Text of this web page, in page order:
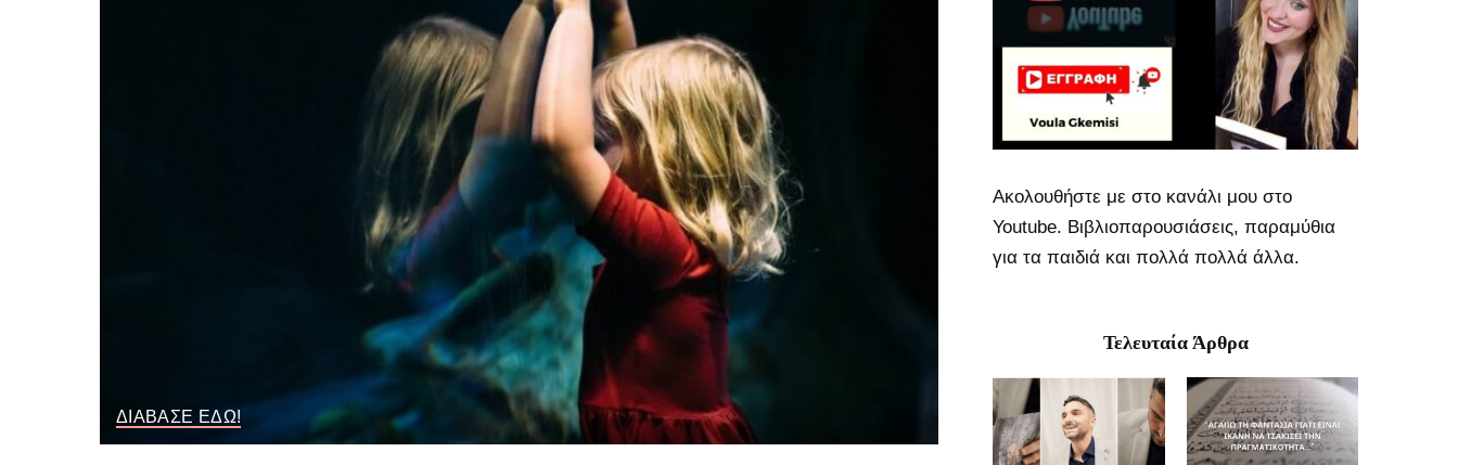
ΔΙΑΒΑΣΕ ΕΔΩ!
Ακολουθήστε με στο κανάλι μου στο
Youtube. Βιβλιοπαρουσιάσεις, παραμύθια
για τα παιδιά και πολλά πολλά άλλα.
Τελευταία Άρθρα